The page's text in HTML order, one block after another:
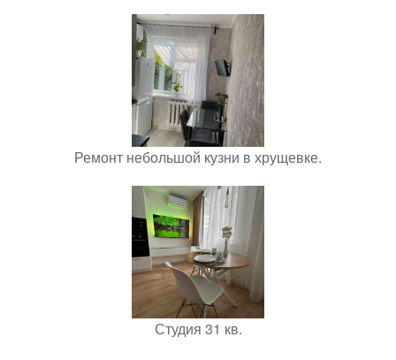
Ремонт небольшой кузни в хрущевке.
Студия 31 кв.